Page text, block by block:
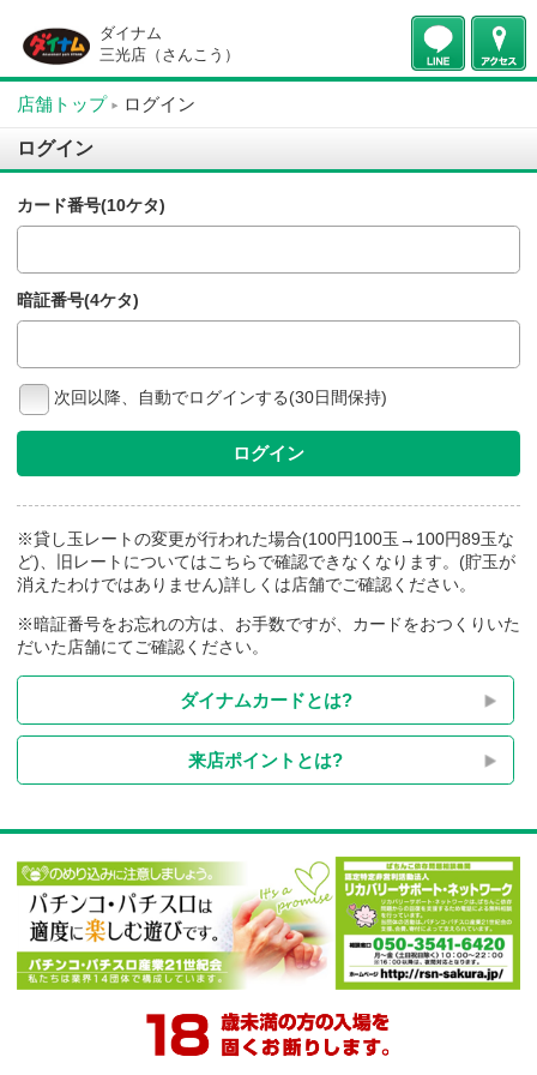
ダイナム
三光店（さんこう）
店舗トップ ログイン
ログイン
カード番号(10ケタ)
暗証番号(4ケタ)
次回以降、自動でログインする(30日間保持)
※貸し玉レートの変更が行われた場合(100円100玉→100円89玉
消えたわけではありません)詳しくは店舗でご確認ください。
だいた店舗にてご確認ください。
ダイナムカードとは?